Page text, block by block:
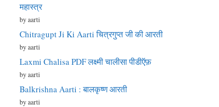
महास्त्र
by aarti
Chitragupt Ji Ki Aarti चित्रगुप्त जी की आरती
by aarti
Laxmi Chalisa PDF लक्ष्मी चालीसा पीडीऍफ़
by aarti
Balkrishna Aarti : बालकृष्ण आरती
by aarti